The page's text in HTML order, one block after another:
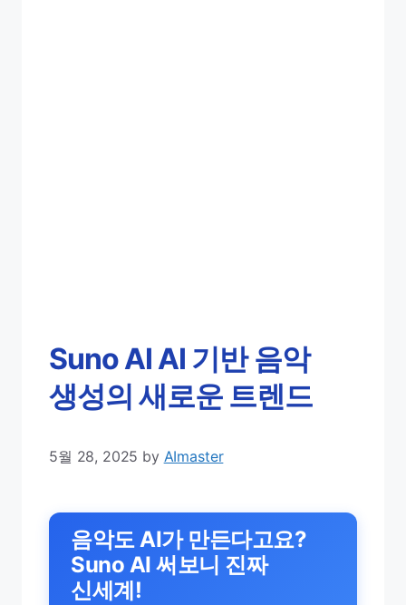
Suno AI AI 기반 음악
생성의 새로운 트렌드
5월 28, 2025 by AImaster
음악도 AI가 만든다고요?
Suno AI 써보니 진짜
신세계!